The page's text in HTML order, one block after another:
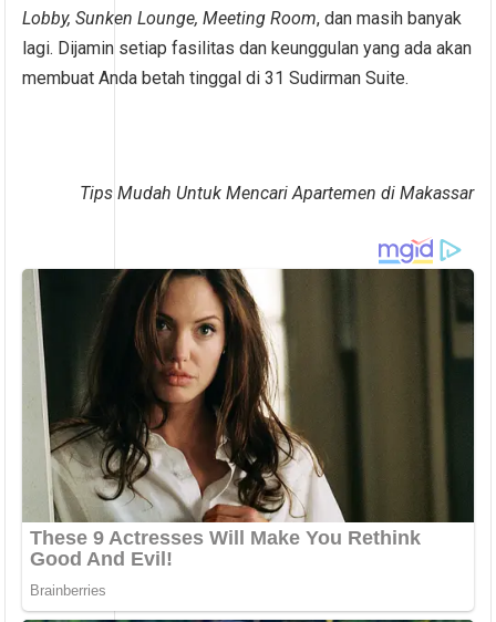
Lobby, Sunken Lounge, Meeting Room, dan masih banyak
lagi. Dijamin setiap fasilitas dan keunggulan yang ada akan
membuat Anda betah tinggal di 31 Sudirman Suite.
Tips Mudah Untuk Mencari Apartemen di Makassar